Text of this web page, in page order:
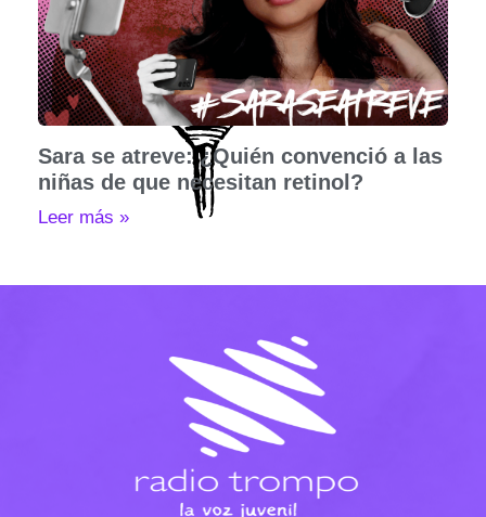
Sara se atreve: ¿Quién convenció a las
niñas de que necesitan retinol?
Leer más »